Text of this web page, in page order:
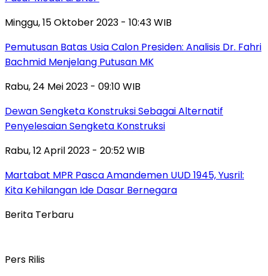
Minggu, 15 Oktober 2023 - 10:43 WIB
Pemutusan Batas Usia Calon Presiden: Analisis Dr. Fahri
Bachmid Menjelang Putusan MK
Rabu, 24 Mei 2023 - 09:10 WIB
Dewan Sengketa Konstruksi Sebagai Alternatif
Penyelesaian Sengketa Konstruksi
Rabu, 12 April 2023 - 20:52 WIB
Martabat MPR Pasca Amandemen UUD 1945, Yusril:
Kita Kehilangan Ide Dasar Bernegara
Berita Terbaru
Pers Rilis